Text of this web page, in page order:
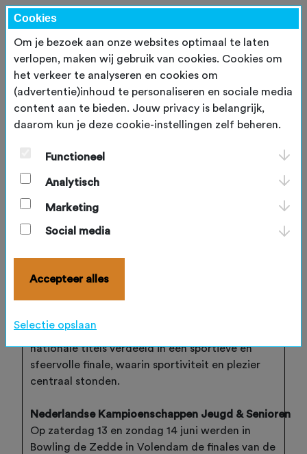
NBF Recap - Juni 2026 donderdag 2 juli 2026
NBF Recap
Welkom bij de NBF Recap van juni! Een maand
toernooien, inspirerende evenementen en mooie
sportieve prestaties.
Nederlandse Kampioenschappen D-bowlen
D-bowlen. Anja Zoomer en Jack Castelijns
kroonden zich tot Bowlster en Bowler van het
seizoen. Tijdens deze dag werden daarnaast de
nationale titels verdeeld in een sportieve en
sfeervolle finale, waarin sportiviteit en plezier
centraal stonden.
Nederlandse Kampioenschappen Jeugd & Senioren
Op zaterdag 13 en zondag 14 juni werden in
Bowling de Zedde in Volendam de finales van de
Cookies
Om je bezoek aan onze websites optimaal te laten
verlopen, maken wij gebruik van cookies. Cookies om
het verkeer te analyseren en cookies om
(advertentie)inhoud te personaliseren en sociale media
content aan te bieden. Jouw privacy is belangrijk,
daarom kun je deze cookie-instellingen zelf beheren.
Functioneel
Analytisch
Marketing
Social media
Accepteer alles
Selectie opslaan